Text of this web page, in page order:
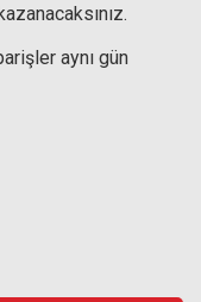
aynı gün